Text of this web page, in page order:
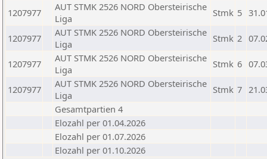
1207977
AUT STMK 2526 NORD Obersteirische
Liga
Stmk 5
1207977
AUT STMK 2526 NORD Obersteirische
Liga
Stmk 2
1207977
AUT STMK 2526 NORD Obersteirische
Liga
Stmk 6
1207977
AUT STMK 2526 NORD Obersteirische
Liga
Stmk 7
Gesamtpartien 4
Elozahl per 01.04.2026
Elozahl per 01.07.2026
Elozahl per 01.10.2026